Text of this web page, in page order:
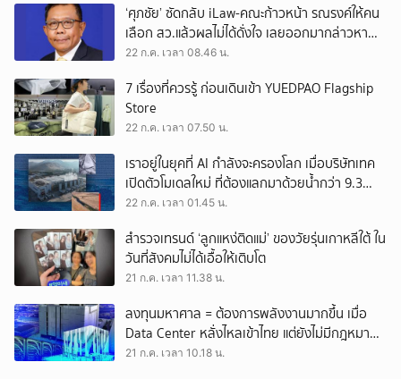
‘ศุภชัย’ ซัดกลับ iLaw-คณะก้าวหน้า รณรงค์ให้คน
เลือก สว.แล้วผลไม่ได้ดั่งใจ เลยออกมากล่าวหา
ภูมิใจไทยว่าฮั้ว
22 ก.ค. เวลา 08.46 น.
7 เรื่องที่ควรรู้ ก่อนเดินเข้า YUEDPAO Flagship
Store
22 ก.ค. เวลา 07.50 น.
เราอยู่ในยุคที่ AI กำลังจะครองโลก เมื่อบริษัทเทค
เปิดตัวโมเดลใหม่ ที่ต้องแลกมาด้วยน้ำกว่า 9.3
ล้านล้านลิตร
22 ก.ค. เวลา 01.45 น.
สำรวจเทรนด์ ‘ลูกแหง่ติดแม่’ ของวัยรุ่นเกาหลีใต้ ใน
วันที่สังคมไม่ได้เอื้อให้เติบโต
21 ก.ค. เวลา 11.38 น.
ลงทุนมหาศาล = ต้องการพลังงานมากขึ้น เมื่อ
Data Center หลั่งไหลเข้าไทย แต่ยังไม่มีกฎหมาย
เฉพาะกำกับดูแล
21 ก.ค. เวลา 10.18 น.